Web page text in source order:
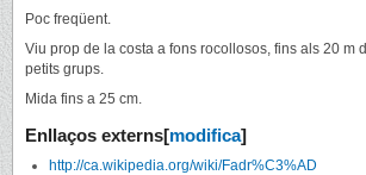
Poc freqüent.
Viu prop de la costa a fons rocollosos, fins als 20 m
petits grups.
Mida fins a 25 cm.
Enllaços externs[modifica]
http://ca.wikipedia.org/wiki/Fadr%C3%AD